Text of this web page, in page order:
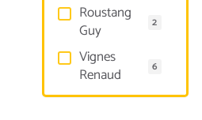
Roustang
Guy
2
Vignes
Renaud
6